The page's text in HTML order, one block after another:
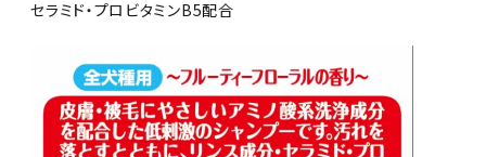
セラミド・プロビタミンB5配合